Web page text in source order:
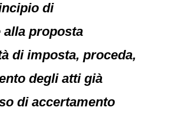
di
alla proposta
di imposta, proceda,
degli atti già
di accertamento